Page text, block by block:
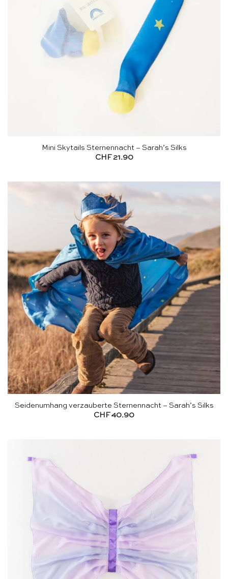
Mini Skytails Sternennacht – Sarah’s Silks
CHF 21.90
Seidenumhang verzauberte Sternennacht – Sarah’s Silks
CHF 40.90